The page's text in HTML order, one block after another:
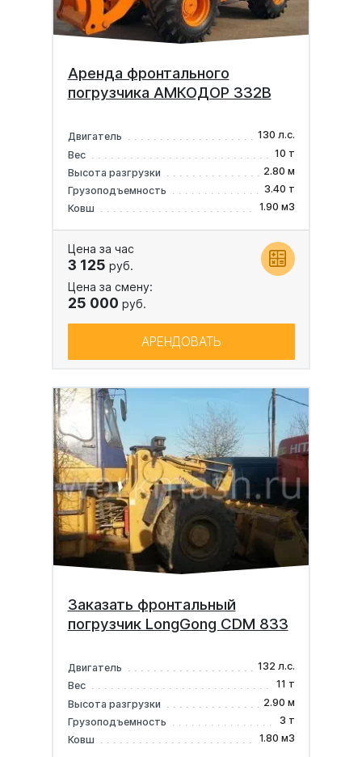
Аренда фронтального
погрузчика АМКОДОР 332В
Двигатель
130 л.с.
Вес
10 т
Высота разгрузки
2.80 м
Грузоподъемность
3.40 т
Ковш
1.90 м3
Цена за час
3 125 руб.
Цена за смену:
25 000 руб.
АРЕНДОВАТЬ
Заказать фронтальный
погрузчик LongGong CDM 833
Двигатель
132 л.с.
Вес
11 т
Высота разгрузки
2.90 м
Грузоподъемность
3 т
Ковш
1.80 м3